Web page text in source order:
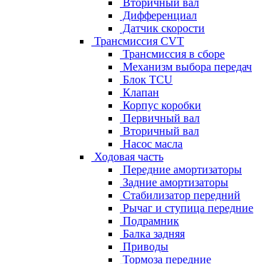
Вторичный вал
Дифференциал
Датчик скорости
Трансмиссия CVT
Трансмиссия в сборе
Механизм выбора передач
Блок TCU
Клапан
Корпус коробки
Первичный вал
Вторичный вал
Насос масла
Ходовая часть
Передние амортизаторы
Задние амортизаторы
Стабилизатор передний
Рычаг и ступица передние
Подрамник
Балка задняя
Приводы
Тормоза передние